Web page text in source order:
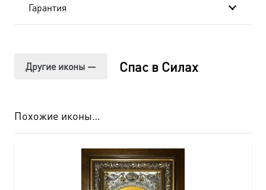
Гарантия
Другие иконы — Спас в Силах
Похожие иконы…